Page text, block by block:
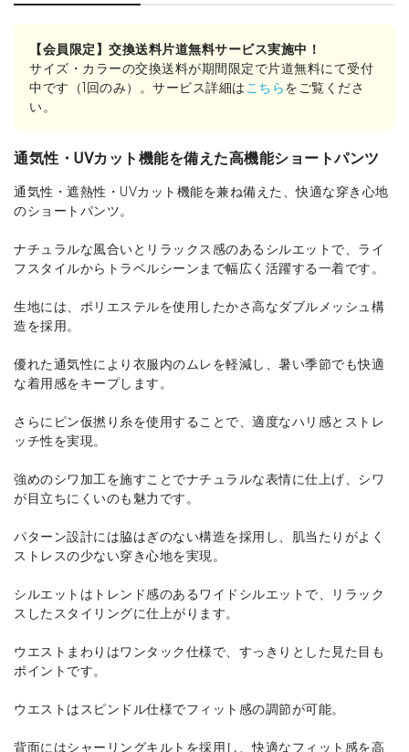
【会員限定】交換送料片道無料サービス実施中！
サイズ・カラーの交換送料が期間限定で片道無料にて受付
中です（1回のみ）。サービス詳細は こちらをご覧くださ
い。
通気性・UVカット機能を備えた高機能ショートパンツ
通気性・遮熱性・UVカット機能を兼ね備えた、快適な穿き心地
のショートパンツ。
ナチュラルな風合いとリラックス感のあるシルエットで、ライ
フスタイルからトラベルシーンまで幅広く活躍する一着です。
生地には、ポリエステルを使用したかさ高なダブルメッシュ構
造を採用。
優れた通気性により衣服内のムレを軽減し、暑い季節でも快適
な着用感をキープします。
さらにピン仮撚り糸を使用することで、適度なハリ感とストレ
ッチ性を実現。
強めのシワ加工を施すことでナチュラルな表情に仕上げ、シワ
が目立ちにくいのも魅力です。
パターン設計には脇はぎのない構造を採用し、肌当たりがよく
ストレスの少ない穿き心地を実現。
シルエットはトレンド感のあるワイドシルエットで、リラック
スしたスタイリングに仕上がります。
ウエストまわりはワンタック仕様で、すっきりとした見た目も
ポイントです。
ウエストはスピンドル仕様でフィット感の調節が可能。
背面にはシャーリングキルトを採用し、快適なフィット感を高